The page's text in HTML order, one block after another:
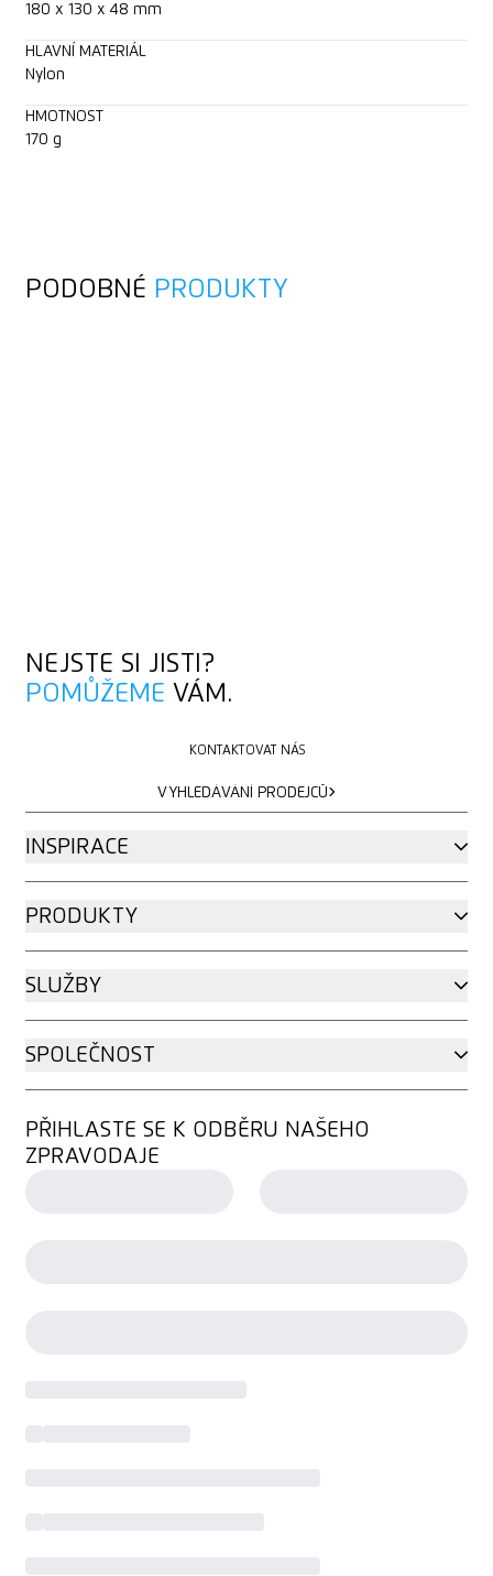
180 x 130 x 48 mm
HLAVNÍ MATERIÁL
Nylon
HMOTNOST
170 g
PODOBNÉ PRODUKTY
NEJSTE SI JISTI?
POMŮŽEME VÁM.
KONTAKTOVAT NÁS
VYHLEDÁVÁNÍ PRODEJCŮ
INSPIRACE
PRODUKTY
SLUŽBY
SPOLEČNOST
PŘIHLASTE SE K ODBĚRU NAŠEHO
ZPRAVODAJE